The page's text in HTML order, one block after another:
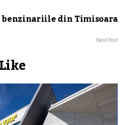
benzinariile din Timisoara
Next Post